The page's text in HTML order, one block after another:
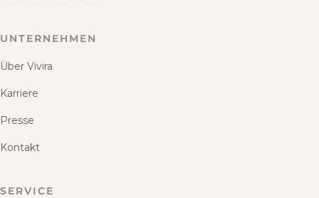
UNTERNEHMEN
Über Vivira
Karriere
Presse
Kontakt
SERVICE